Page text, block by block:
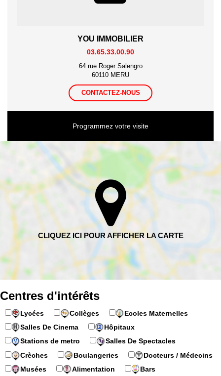
YOU IMMOBILIER
03.65.33.00.90
64 rue Roger Salengro
60110 MERU
CONTACTEZ-NOUS
Programmez votre visite
Centres d'intérêts
Lycées Collèges
Ecoles Maternelles
Salles De Cinema
Hôpitaux
Stations de metro
Salles De Spectacles
Crèches
Boulangeries
Docteurs / Médecins
Musées
Alimentation Bars